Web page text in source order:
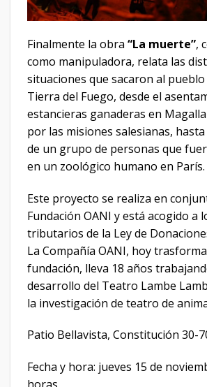
Finalmente la obra “La muerte”,
como manipuladora, relata las
situaciones que sacaron al pueblo
Tierra del Fuego, desde el
estancieras ganaderas en
por las misiones salesianas,
de un grupo de personas que
en un zoológico humano en París.
Este proyecto se realiza en
Fundación OANI y está acogido a
tributarios de la Ley de
La Compañía OANI, hoy
fundación, lleva 18 años
desarrollo del Teatro Lambe
la investigación de teatro de
Patio Bellavista, Constitución 30-
Fecha y hora: jueves 15 de